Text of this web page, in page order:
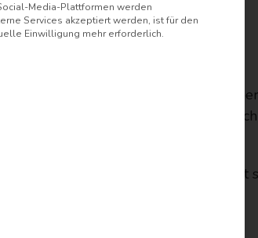
airfect Tencel Bezug. Was
100% biologisch abbaubar. Der
als Leinen. Die Tencel-Faser
Media-Plattformen werden
Services akzeptiert werden, ist für den
Einwilligung mehr erforderlich.